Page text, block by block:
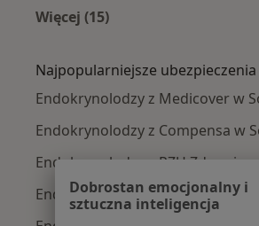
Więcej (15)
Najpopularniejsze ubezpieczenia
Endokrynolodzy z Medicover w
Endokrynolodzy z Compensa w
Endokrynolodzy z PZU Zdrowie w
Endokrynolodzy z Allianz w
Dobrostan emocjonalny i
sztuczna inteligencja